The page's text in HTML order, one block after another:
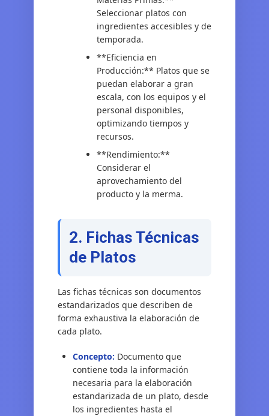
Seleccionar platos con
ingredientes accesibles y de
temporada.
**Eficiencia en
Producción:** Platos que se
puedan elaborar a gran
escala, con los equipos y el
personal disponibles,
optimizando tiempos y
recursos.
**Rendimiento:**
Considerar el
aprovechamiento del
producto y la merma.
2. Fichas Técnicas
de Platos
Las fichas técnicas son documentos
estandarizados que describen de
forma exhaustiva la elaboración de
cada plato.
Concepto: Documento que
contiene toda la información
necesaria para la elaboración
estandarizada de un plato, desde
los ingredientes hasta el